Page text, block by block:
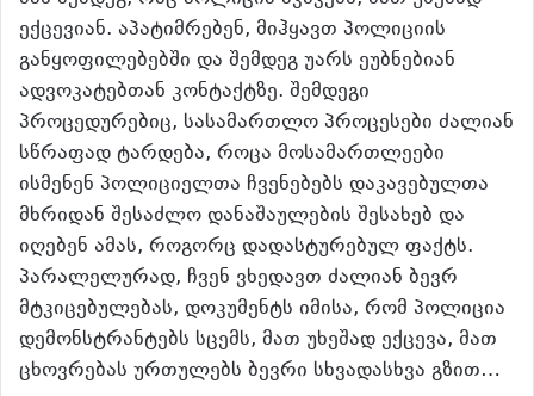
ექცევიან. აპატიმრებენ, მიჰყავთ პოლიციის
განყოფილებებში და შემდეგ უარს ეუბნებიან
ადვოკატებთან კონტაქტზე. შემდეგი
პროცედურებიც, სასამართლო პროცესები ძალიან
სწრაფად ტარდება, როცა მოსამართლეები
ისმენენ პოლიციელთა ჩვენებებს დაკავებულთა
მხრიდან შესაძლო დანაშაულების შესახებ და
იღებენ ამას, როგორც დადასტურებულ ფაქტს.
პარალელურად, ჩვენ ვხედავთ ძალიან ბევრ
მტკიცებულებას, დოკუმენტს იმისა, რომ პოლიცია
დემონსტრანტებს სცემს, მათ უხეშად ექცევა, მათ
ცხოვრებას ურთულებს ბევრი სხვადასხვა გზით…